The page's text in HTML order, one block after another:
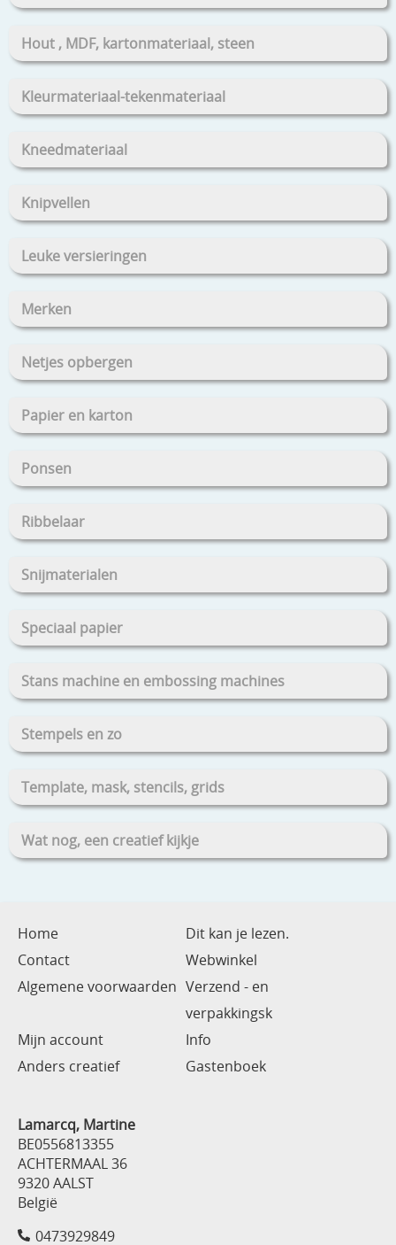
Hout , MDF, kartonmateriaal, steen
Kleurmateriaal-tekenmateriaal
Kneedmateriaal
Knipvellen
Leuke versieringen
Merken
Netjes opbergen
Papier en karton
Ponsen
Ribbelaar
Snijmaterialen
Speciaal papier
Stans machine en embossing machines
Stempels en zo
Template, mask, stencils, grids
Wat nog, een creatief kijkje
Home
Dit kan je lezen.
Contact
Webwinkel
Algemene voorwaarden Verzend - en
verpakkingsk
Mijn account
Info
Anders creatief
Gastenboek
Lamarcq, Martine
BE0556813355
ACHTERMAAL 36
9320 AALST
België
0473929849